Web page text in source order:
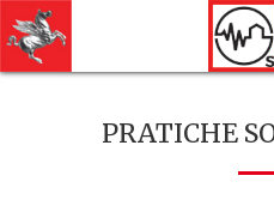
PRATICHE